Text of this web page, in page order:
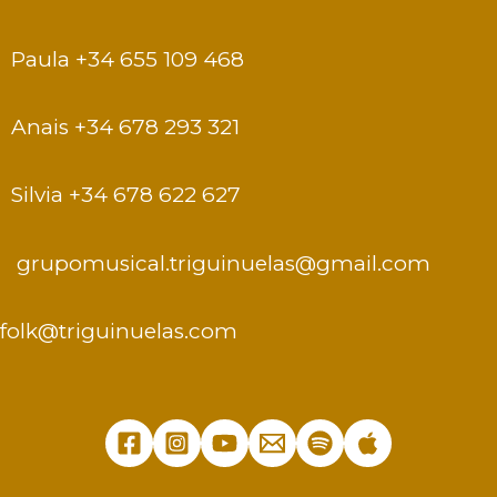
Paula +34 655 109 468
Anais +34 678 293 321
Silvia +34 678 622 627
grupomusical.triguinuelas@gmail.com
folk@triguinuelas.com